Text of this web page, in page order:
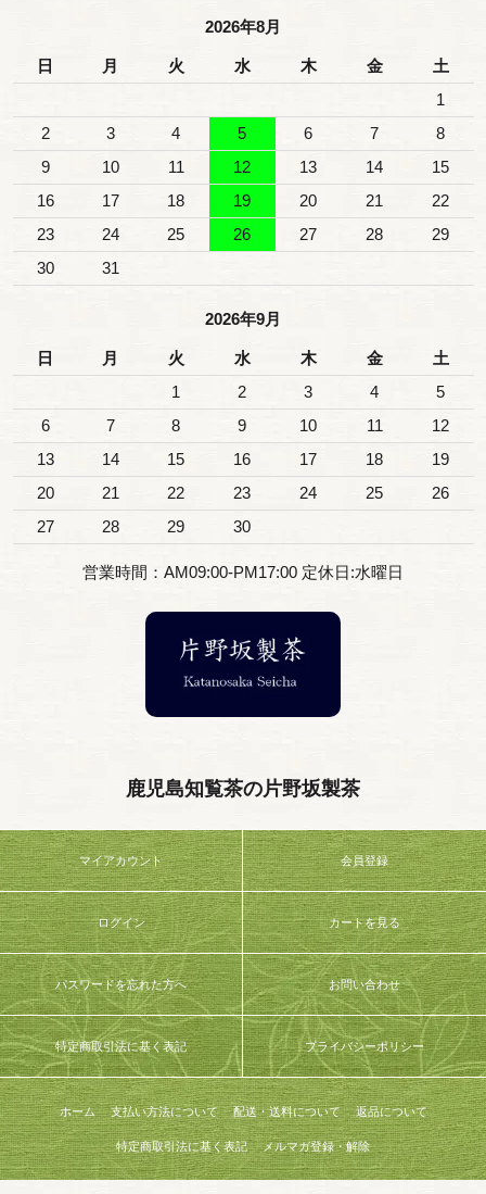
2026年8月
日 月 火 水 木 金
土
1
2
3 4 5 6 7
8
9
10 11 12 13 14
15
16
17 18 19 20 21
22
23
24 25 26 27 28
29
30
31
2026年9月
日 月 火 水 木 金
土
1
2 3 4
5
6
7 8 9 10 11
12
13
14 15 16 17 18
19
20
21 22 23 24 25
26
27
28 29 30
営業時間：AM09:00-PM17:00 定休日:水曜日
鹿児島知覧茶の片野坂製茶
マイアカウント 会員登録
ログイン カートを見る
パスワードを忘れた方へ お問い合わせ
特定商取引法に基く表記 プライバシーポリシー
ホーム 支払い方法について 配送・送料について 返品について
特定商取引法に基く表記 メルマガ登録・解除